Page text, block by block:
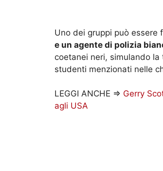
Uno dei gruppi può essere
e un agente di polizia
coetanei neri, simulando
studenti menzionati nelle
LEGGI ANCHE => Gerry
agli USA